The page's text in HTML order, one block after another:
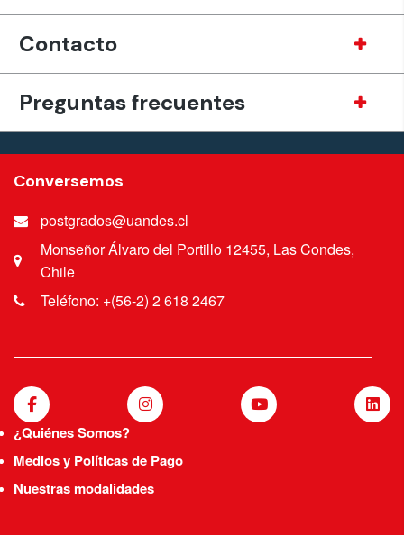
Contacto
Preguntas frecuentes
Conversemos
postgrados@uandes.cl
Monseñor Álvaro del Portillo 12455, Las Condes,
Chile
Teléfono: +(56-2) 2 618 2467
¿Quiénes Somos?
Medios y Políticas de Pago
Nuestras modalidades